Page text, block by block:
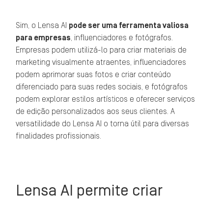
Sim, o Lensa AI pode ser uma ferramenta valiosa
para empresas , influenciadores e fotógrafos.
Empresas podem utilizá-lo para criar materiais de
marketing visualmente atraentes, influenciadores
podem aprimorar suas fotos e criar conteúdo
diferenciado para suas redes sociais, e fotógrafos
podem explorar estilos artísticos e oferecer serviços
de edição personalizados aos seus clientes. A
versatilidade do Lensa AI o torna útil para diversas
finalidades profissionais.
Lensa AI permite criar